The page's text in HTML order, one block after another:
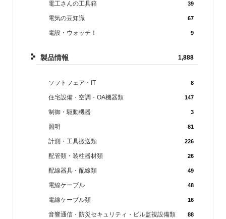
電工さんの工具箱 39
電気の豆知識 67
電設・ウォッチ！ 9
製品情報 1,888
ソフトフェア・IT 8
住宅設備・空調・OA機器類 147
制御・駆動機器 3
照明 81
計測・工具搬送類 226
配管類・装柱器材類 26
配線器具・配線類 49
電線ケーブル 48
電線ケーブル類 16
音響通信・防災セキュリティ・ビル監視設備類 88